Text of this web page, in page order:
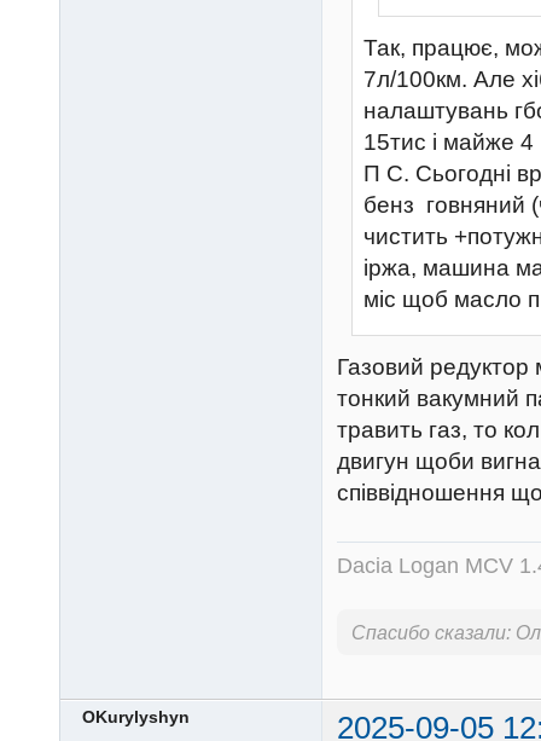
Так, працює,
7л/100км. Але
налаштувань
15тис і майже 4
П С. Сьогодні
бенз говняний
чистить
іржа, машина
міс щоб масло
Газовий редуктор
тонкий вакумний
травить газ, то
двигун щоби
співвідношення
Dacia Logan MCV
Спасибо сказали:
OKurylyshyn 2025-09-05